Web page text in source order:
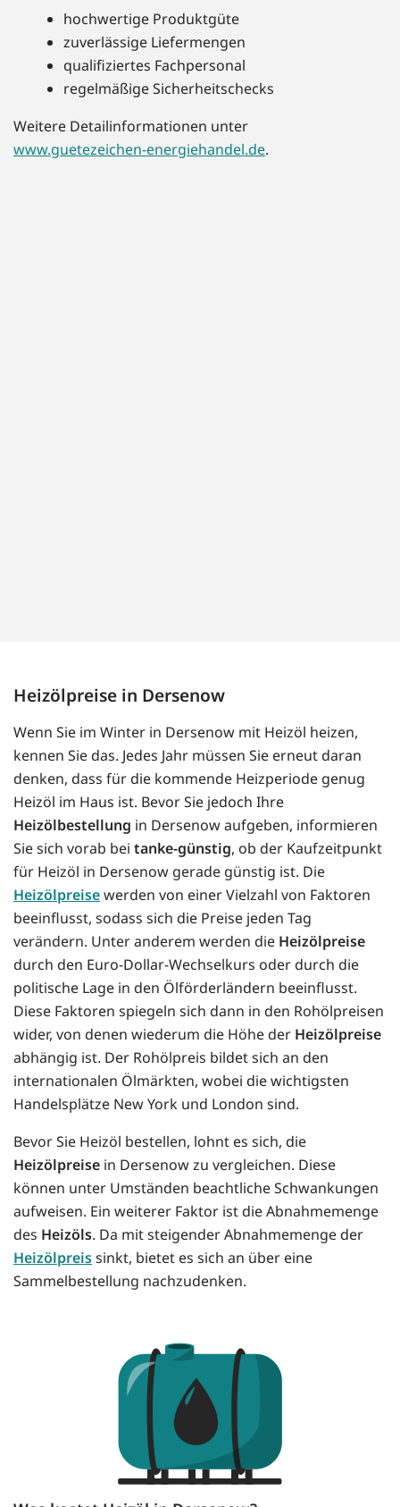
hochwertige Produktgüte
zuverlässige Liefermengen
qualifiziertes Fachpersonal
regelmäßige Sicherheitschecks
Weitere Detailinformationen unter
www.guetezeichen-energiehandel.de.
Heizölpreise in Dersenow
Wenn Sie im Winter in Dersenow mit Heizöl heizen,
kennen Sie das. Jedes Jahr müssen Sie erneut daran
denken, dass für die kommende Heizperiode genug
Heizöl im Haus ist. Bevor Sie jedoch Ihre
Heizölbestellung in Dersenow aufgeben, informieren
Sie sich vorab bei tanke-günstig, ob der Kaufzeitpunkt
für Heizöl in Dersenow gerade günstig ist. Die
Heizölpreisewerden von einer Vielzahl von Faktoren
beeinflusst, sodass sich die Preise jeden Tag
verändern. Unter anderem werden die Heizölpreise
durch den Euro-Dollar-Wechselkurs oder durch die
politische Lage in den Ölförderländern beeinflusst.
Diese Faktoren spiegeln sich dann in den Rohölpreisen
wider, von denen wiederum die Höhe der Heizölpreise
abhängig ist. Der Rohölpreis bildet sich an den
internationalen Ölmärkten, wobei die wichtigsten
Handelsplätze New York und London sind.
Bevor Sie Heizöl bestellen, lohnt es sich, die
Heizölpreise in Dersenow zu vergleichen. Diese
können unter Umständen beachtliche Schwankungen
aufweisen. Ein weiterer Faktor ist die Abnahmemenge
des Heizöls. Da mit steigender Abnahmemenge der
Heizölpreissinkt, bietet es sich an über eine
Sammelbestellung nachzudenken.